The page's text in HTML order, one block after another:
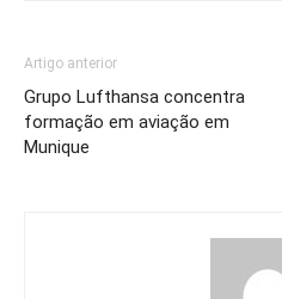
Artigo anterior
Grupo Lufthansa concentra
formação em aviação em
Munique